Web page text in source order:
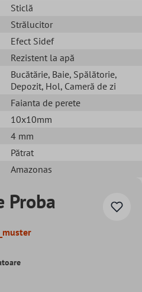
Sticlă
Strălucitor
Efect Sidef
Rezistent la apă
Bucătărie, Baie, Spălătorie,
Depozit, Hol, Cameră de zi
Faianta de perete
10x10mm
4 mm
Pătrat
Amazonas
Proba